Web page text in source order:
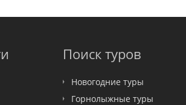
Поиск туров
Новогодние туры
Горнолыжные туры